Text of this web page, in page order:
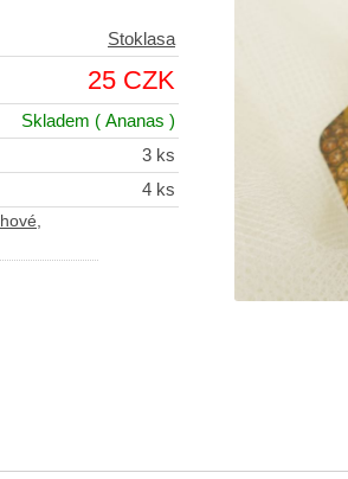
Stoklasa
25 CZK
Skladem ( Ananas )
3 ks
4 ks